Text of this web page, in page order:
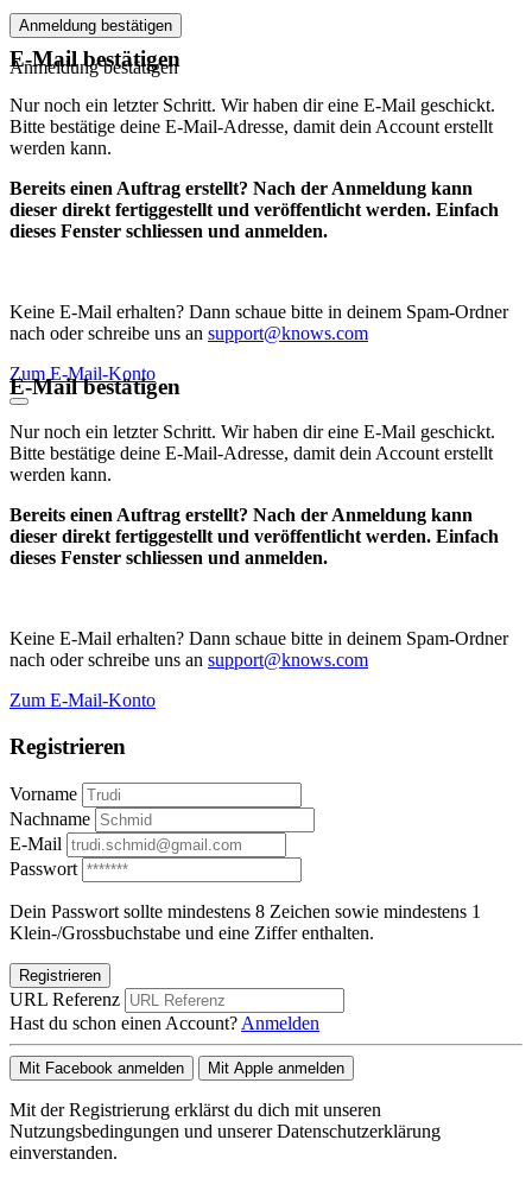
Anmeldung bestätigen
Anmeldung bestätigen
E-Mail bestätigen
Nur noch ein letzter Schritt. Wir haben dir eine E-Mail geschickt.
Bitte bestätige deine E-Mail-Adresse, damit dein Account erstellt
werden kann.
Bereits einen Auftrag erstellt? Nach der Anmeldung kann
dieser direkt fertiggestellt und veröffentlicht werden. Einfach
dieses Fenster schliessen und anmelden.
Keine E-Mail erhalten? Dann schaue bitte in deinem Spam-Ordner
nach oder schreibe uns an support@knows.com
Zum E-Mail-Konto
E-Mail bestätigen
Nur noch ein letzter Schritt. Wir haben dir eine E-Mail geschickt.
Bitte bestätige deine E-Mail-Adresse, damit dein Account erstellt
werden kann.
Bereits einen Auftrag erstellt? Nach der Anmeldung kann
dieser direkt fertiggestellt und veröffentlicht werden. Einfach
dieses Fenster schliessen und anmelden.
Keine E-Mail erhalten? Dann schaue bitte in deinem Spam-Ordner
nach oder schreibe uns an support@knows.com
Zum E-Mail-Konto
Registrieren
Vorname
Nachname
E-Mail
Passwort
Dein Passwort sollte mindestens 8 Zeichen sowie mindestens 1
Klein-/Grossbuchstabe und eine Ziffer enthalten.
Registrieren
URL Referenz
Hast du schon einen Account? Anmelden
Mit Facebook anmelden Mit Apple anmelden
Mit der Registrierung erklärst du dich mit unseren
Nutzungsbedingungen und unserer Datenschutzerklärung
einverstanden.